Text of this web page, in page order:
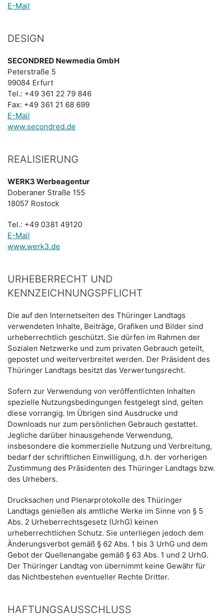
E-Mail
DESIGN
SECONDRED Newmedia GmbH
Peterstraße 5
99084 Erfurt
Tel.: +49 361 22 79 846
Fax: +49 361 21 68 699
E-Mail
www.secondred.de
REALISIERUNG
WERK3 Werbeagentur
Doberaner Straße 155
18057 Rostock
Tel.: +49 0381 49120
E-Mail
www.werk3.de
URHEBERRECHT UND
KENNZEICHNUNGSPFLICHT
Die auf den Internetseiten des Thüringer Landtags
verwendeten Inhalte, Beiträge, Grafiken und Bilder sind
urheberrechtlich geschützt. Sie dürfen im Rahmen der
Sozialen Netzwerke und zum privaten Gebrauch geteilt,
gepostet und weiterverbreitet werden. Der Präsident des
Thüringer Landtags besitzt das Verwertungsrecht.
Sofern zur Verwendung von veröffentlichten Inhalten
spezielle Nutzungsbedingungen festgelegt sind, gelten
diese vorrangig. Im Übrigen sind Ausdrucke und
Downloads nur zum persönlichen Gebrauch gestattet.
Jegliche darüber hinausgehende Verwendung,
insbesondere die kommerzielle Nutzung und Verbreitung,
bedarf der schriftlichen Einwilligung, d.h. der vorherigen
Zustimmung des Präsidenten des Thüringer Landtags bzw.
des Urhebers.
Drucksachen und Plenarprotokolle des Thüringer
Landtags genießen als amtliche Werke im Sinne von § 5
Abs. 2 Urheberrechtsgesetz (UrhG) keinen
urheberrechtlichen Schutz. Sie unterliegen jedoch dem
Änderungsverbot gemäß § 62 Abs. 1 bis 3 UrhG und dem
Gebot der Quellenangabe gemäß § 63 Abs. 1 und 2 UrhG.
Der Thüringer Landtag von übernimmt keine Gewähr für
das Nichtbestehen eventueller Rechte Dritter.
HAFTUNGSAUSSCHLUSS